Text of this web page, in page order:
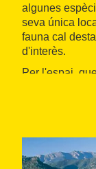
algunes
seva única
fauna cal
d'interès.
Per l'espai,
hi